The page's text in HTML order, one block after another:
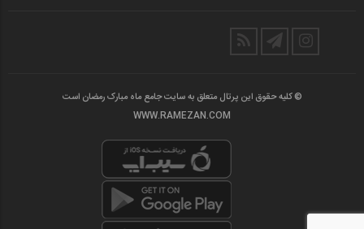
© کلیه حقوق این پرتال متعلق به سایت جامع ماه مبارک رمضان است
WWW.RAMEZAN.COM